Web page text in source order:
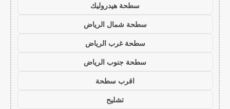
سطحة هيدروليك
سطحة شمال الرياض
سطحة غرب الرياض
سطحة جنوب الرياض
اقرب سطحة
تشليح